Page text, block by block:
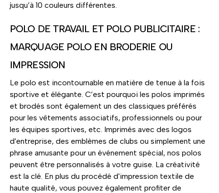
jusqu’à 10 couleurs différentes.
POLO DE TRAVAIL ET POLO PUBLICITAIRE :
MARQUAGE POLO EN BRODERIE OU
IMPRESSION
Le polo est incontournable en matière de tenue à la fois
sportive et élégante. C’est pourquoi les polos imprimés
et brodés sont également un des classiques préférés
pour les vêtements associatifs, professionnels ou pour
les équipes sportives, etc. Imprimés avec des logos
d'entreprise, des emblèmes de clubs ou simplement une
phrase amusante pour un événement spécial, nos polos
peuvent être personnalisés à votre guise. La créativité
est la clé. En plus du procédé d'impression textile de
haute qualité, vous pouvez également profiter de